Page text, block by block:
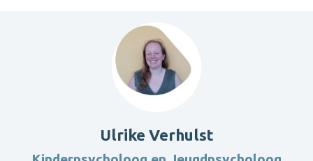
Ulrike Verhulst